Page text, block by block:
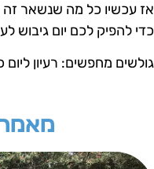
עכשיו כל מה שנשאר זה
להפיק לכם יום גיבוש
מחפשים: רעיון ליום